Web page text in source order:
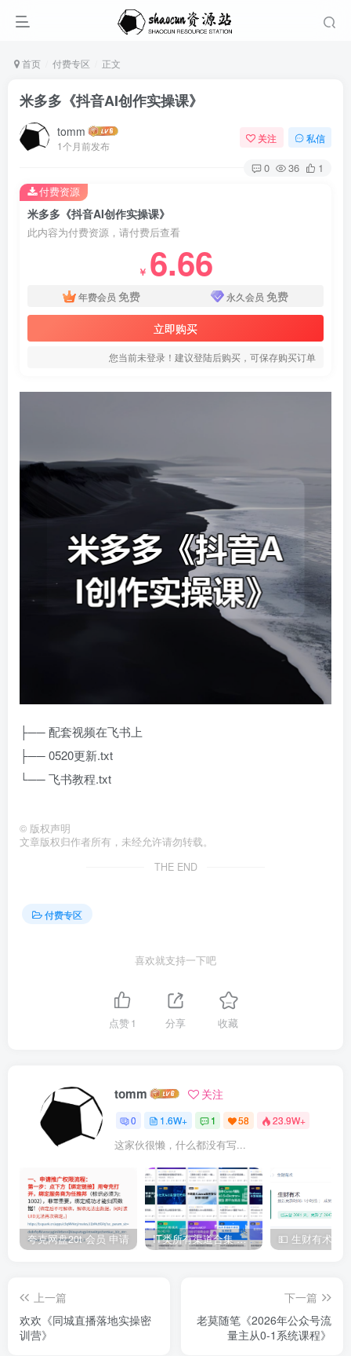
首页 付费专区 正文
米多多《抖音AI创作实操课》
tomm
1个月前发布
关注 私信
0 36 1
米多多《抖音AI创作实操课》
此内容为付费资源，请付费后查看
￥ 6.66
年费会员 免费 永久会员 免费
立即购买
您当前未登录！建议登陆后购买，可保存购买订单
付费资源
├── 配套视频在飞书上
├── 0520更新.txt
└── 飞书教程.txt
© 版权声明
文章版权归作者所有，未经允许请勿转载。
THE END
付费专区
喜欢就支持一下吧
点赞1 分享 收藏
tomm 关注
0 1.6W+ 1 58 23.9W+
这家伙很懒，什么都没有写...
夸克网盘20t 会员 申请 IT类所有渠道合集 持续日更，目前近四千多条资源 年费用户微信私信获取权限
上一篇
欢欢《同城直播落地实操密
训营》
下一篇
老莫随笔《2026年公众号流
量主从0-1系统课程》